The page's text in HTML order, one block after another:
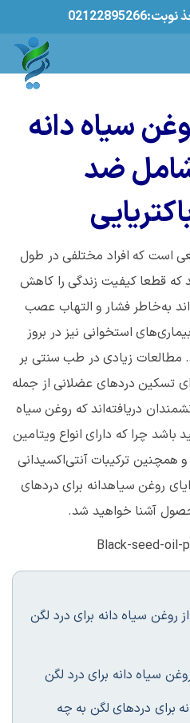
اخذ نوبت
سیاه دانه
شامل ضد
است که افراد مختلفی در طول
که قطعا کیفیت زندگی را کاهش
به‌خاطر فشار و التهاب عصب
استخوانی نیز در بروز
زیادی در طب سنتی بر
تسکین دردهای عضلانی از جمله
دریافته‌اند که روغن سیاه
باشد چرا که دارای انواع ویتامین
همچنین ترکیبات آنتی‌اکسیدانی
روغن سیاهدانه برای دردهای
آشنا خواهید شد.
روغن سیاه دانه برای درد لگن
سیاه دانه برای درد لگن
برای دردهای لگن به چه